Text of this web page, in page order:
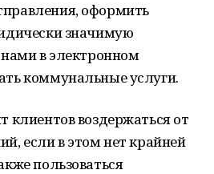
оформить
значимую
в электронном
коммунальные услуги.
клиентов воздержаться от
если в этом нет крайней
пользоваться